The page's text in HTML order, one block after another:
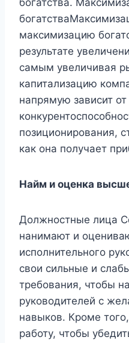
богатства.
максимизацию
результате
самым увеличивая
капитализацию
напрямую зависит от
позиционирования,
как она получает
Найм и оценка
Должностные лица
нанимают и
исполнительного
свои сильные и
требования, чтобы
руководителей с
навыков. Кроме
работу, чтобы